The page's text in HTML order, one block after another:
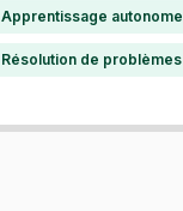
Apprentissage autonome
Résolution de problèmes